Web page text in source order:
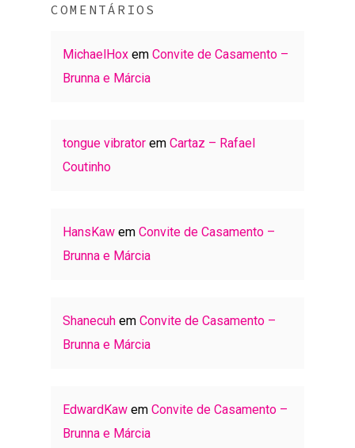
COMENTÁRIOS
MichaelHox em Convite de Casamento –
Brunna e Márcia
tongue vibrator em Cartaz – Rafael
Coutinho
HansKaw em Convite de Casamento –
Brunna e Márcia
Shanecuh em Convite de Casamento –
Brunna e Márcia
EdwardKaw em Convite de Casamento –
Brunna e Márcia